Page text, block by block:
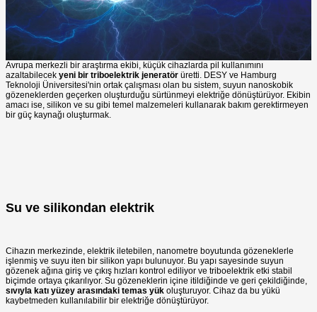
Avrupa merkezli bir araştırma ekibi, küçük cihazlarda pil kullanımını
azaltabilecek yeni bir triboelektrik jeneratör üretti. DESY ve Hamburg
Teknoloji Üniversitesi'nin ortak çalışması olan bu sistem, suyun nanoskobik
gözeneklerden geçerken oluşturduğu sürtünmeyi elektriğe dönüştürüyor. Ekibin
amacı ise, silikon ve su gibi temel malzemeleri kullanarak bakım gerektirmeyen
bir güç kaynağı oluşturmak.
Su ve silikondan elektrik
Cihazın merkezinde, elektrik iletebilen, nanometre boyutunda gözeneklerle
işlenmiş ve suyu iten bir silikon yapı bulunuyor. Bu yapı sayesinde suyun
gözenek ağına giriş ve çıkış hızları kontrol ediliyor ve triboelektrik etki stabil
biçimde ortaya çıkarılıyor. Su gözeneklerin içine itildiğinde ve geri çekildiğinde,
sıvıyla katı yüzey arasındaki temas yük oluşturuyor. Cihaz da bu yükü
kaybetmeden kullanılabilir bir elektriğe dönüştürüyor.